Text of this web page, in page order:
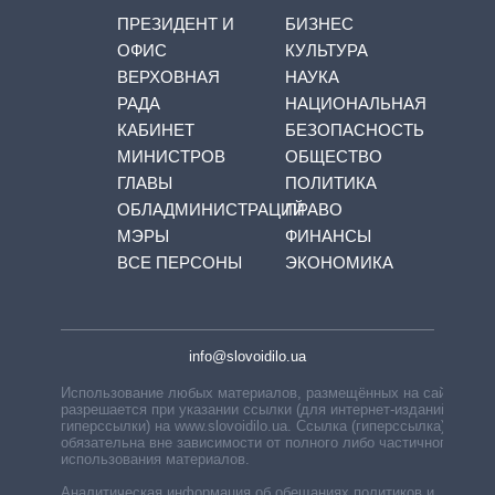
ПРЕЗИДЕНТ И
ОФИС
ВЕРХОВНАЯ
РАДА
КАБИНЕТ
МИНИСТРОВ
ГЛАВЫ
ОБЛАДМИНИСТРАЦИЙ
МЭРЫ
ВСЕ ПЕРСОНЫ
БИЗНЕС
КУЛЬТУРА
НАУКА
НАЦИОНАЛЬНАЯ
БЕЗОПАСНОСТЬ
ОБЩЕСТВО
ПОЛИТИКА
ПРАВО
ФИНАНСЫ
ЭКОНОМИКА
info@slovoidilo.ua
Использование любых материалов, размещённых на сайте,
разрешается при указании ссылки (для интернет-изданий —
гиперссылки) на www.slovoidilo.ua. Ссылка (гиперссылка)
обязательна вне зависимости от полного либо частичного
использования материалов.